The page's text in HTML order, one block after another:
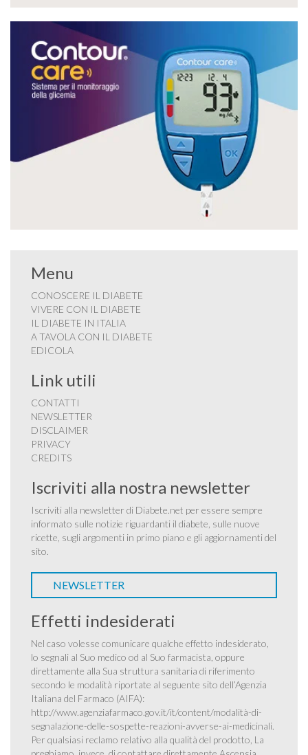
Menu
CONOSCERE IL DIABETE
VIVERE CON IL DIABETE
IL DIABETE IN ITALIA
A TAVOLA CON IL DIABETE
EDICOLA
Link utili
CONTATTI
NEWSLETTER
DISCLAIMER
PRIVACY
CREDITS
Iscriviti alla nostra newsletter
Iscriviti alla newsletter di Diabete.net per essere sempre
informato sulle notizie riguardanti il diabete, sulle nuove
ricette, sugli argomenti in primo piano e gli aggiornamenti del
sito.
NEWSLETTER
Effetti indesiderati
Nel caso volesse comunicare qualche effetto indesiderato,
lo segnali al Suo medico od al Suo farmacista, oppure
direttamente alla Sua struttura sanitaria di riferimento
secondo le modalità riportate al seguente sito dell’Agenzia
Italiana del Farmaco (AIFA):
http://www.agenziafarmaco.gov.it/it/content/modalità-di-
segnalazione-delle-sospette-reazioni-avverse-ai-medicinali.
Per qualsiasi reclamo relativo alla qualità del prodotto, La